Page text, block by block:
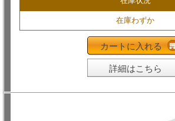
在庫わずか
カートに入れる
詳細はこちら